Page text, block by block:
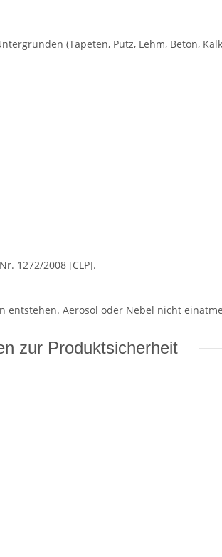
(Tapeten, Putz, Lehm, Beton,
1272/2008 [CLP].
entstehen. Aerosol oder Nebel nicht
zur Produktsicherheit